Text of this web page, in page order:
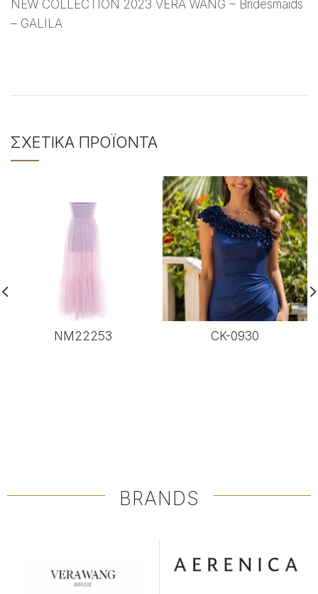
NEW COLLECTION 2023 VERA WANG – Bridesmaids
– GALILA
ΣΧΕΤΙΚΆ ΠΡΟΪΌΝΤΑ
NM22253 CK-0930
BRANDS